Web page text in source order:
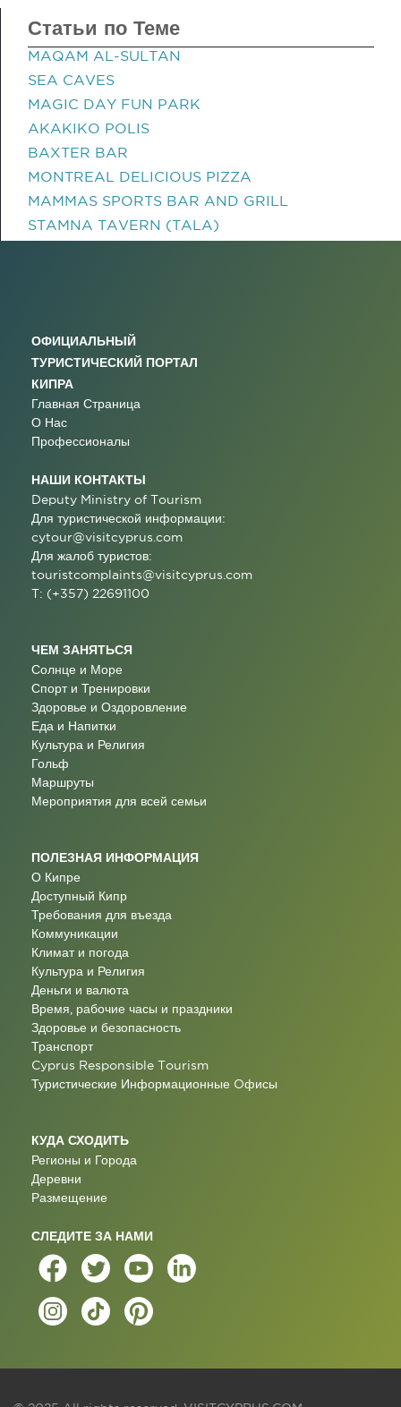
Статьи по Теме
MAQAM AL-SULTAN
SEA CAVES
MAGIC DAY FUN PARK
AKAKIKO POLIS
BAXTER BAR
MONTREAL DELICIOUS PIZZA
MAMMAS SPORTS BAR AND GRILL
STAMNA TAVERN (TALA)
ОФИЦИАЛЬНЫЙ
ТУРИСТИЧЕСКИЙ ПОРТАЛ
КИПРА
Главная Страница
О Нас
Профессионалы
НАШИ КОНТАКТЫ
Deputy Ministry of Tourism
Для туристической информации:
cytour@visitcyprus.com
Для жалоб туристов:
touristcomplaints@visitcyprus.com
T: (+357) 22691100
ЧЕМ ЗАНЯТЬСЯ
Солнце и Море
Спорт и Тренировки
Здоровье и Оздоровление
Еда и Напитки
Культура и Религия
Гольф
Маршруты
Мероприятия для всей семьи
ПОЛЕЗНАЯ ИНФОРМАЦИЯ
О Кипре
Доступный Кипр
Требования для въезда
Коммуникации
Климат и погода
Культура и Религия
Деньги и валюта
Время, рабочие часы и праздники
Здоровье и безопасность
Транспорт
Cyprus Responsible Tourism
Туристические Информационные Oфисы
КУДА СХОДИТЬ
Регионы и Города
Деревни
Размещение
СЛЕДИТЕ ЗА НАМИ